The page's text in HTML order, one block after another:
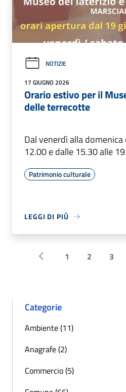
NOTIZIE
17 GIUGNO 2026
Orario estivo per il
delle terrecotte
Dal venerdì alla
12.00 e dalle 15.30 alle
Patrimonio culturale
LEGGI DI PIÙ
Pagina precedente
1 2 3
Categorie
Ambiente (11)
Anagrafe (2)
Commercio (5)